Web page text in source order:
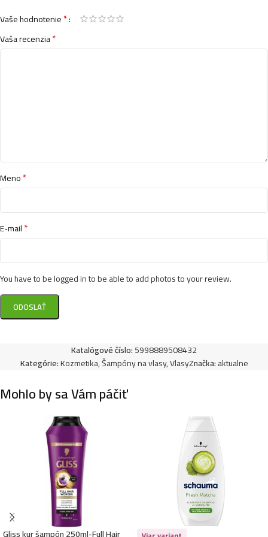
Kallos šampón na vlasy s dávkovačom 1L- Volumizing
4,49 €
Kallos šampón na vlasy s dávkovačom 1L- Fortifying
6,99€
Kallos šampón na vlasy 1L- Vanilla
€
Kallos šampón na vlasy s dávkovačom 1L- Deep
Cleansing
€ 6,99€
Vaše hodnotenie*
Vaša recenzia*
Meno*
E-mail*
You have to be logged in to be able to add photos to your review.
Katalógové číslo:5998889508432
Kategórie:Kozmetika,Šampóny na vlasy,VlasyZnačka:aktualne
Mohlo by sa Vám páčiť